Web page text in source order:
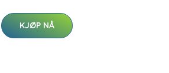
KJØP NÅ